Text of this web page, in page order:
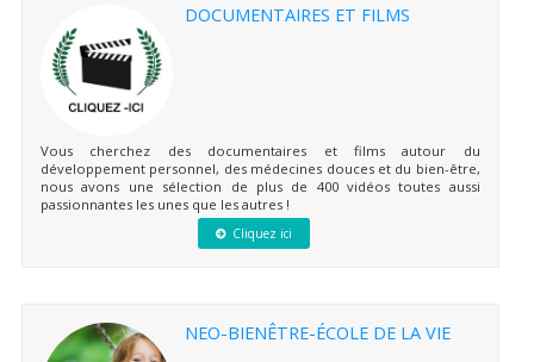
DOCUMENTAIRES ET FILMS
Vous cherchez des documentaires et films autour du
développement personnel, des médecines douces et du bien-être,
nous avons une sélection de plus de 400 vidéos toutes aussi
passionnantes les unes que les autres !
Cliquez ici
NEO-BIENÊTRE-ÉCOLE DE LA VIE